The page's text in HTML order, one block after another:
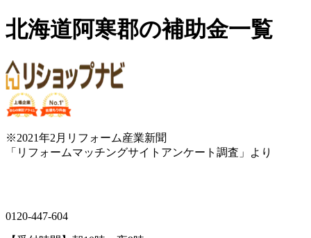
北海道阿寒郡の補助金一覧
※2021年2月リフォーム産業新聞
「リフォームマッチングサイトアンケート調査」より
0120-447-604